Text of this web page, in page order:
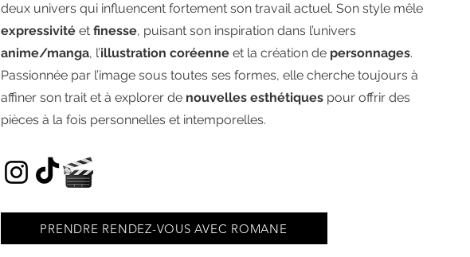
deux univers qui influencent fortement son travail actuel. Son style mêle
expressivitéet finesse, puisant son inspiration dans l’univers
anime/manga, l’illustration coréenneet la création de personnages.
Passionnée par l’image sous toutes ses formes, elle cherche toujours à
affiner son trait et à explorer de nouvelles esthétiquespour offrir des
pièces à la fois personnelles et intemporelles.
PRENDRE RENDEZ-VOUS AVEC ROMANE